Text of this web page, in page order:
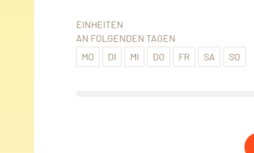
EINHEITEN
AN FOLGENDEN TAGEN
MO
DI MI DO FR SA SO